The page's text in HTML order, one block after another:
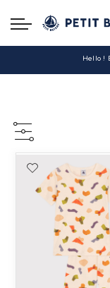
Hello !